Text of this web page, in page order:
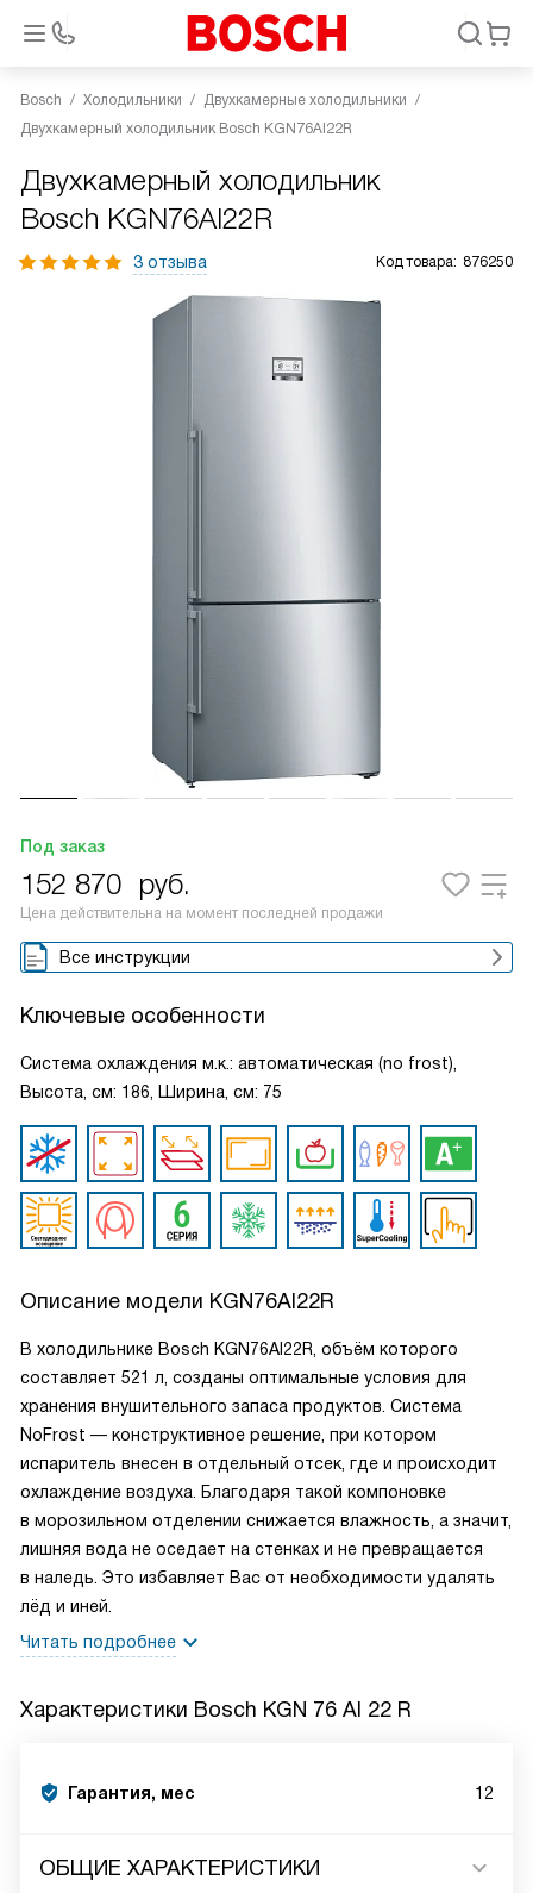
Bosch Холодильники
Двухкамерные холодильники
Двухкамерный холодильник Bosch KGN76AI22R
Двухкамерный холодильник
Bosch KGN76AI22R
3 отзыва Код товара: 876250
Под заказ
152 870 руб.
Цена действительна на момент последней продажи
Все инструкции
Ключевые особенности
Система охлаждения м.к.: автоматическая (no frost),
Высота, см: 186, Ширина, см: 75
Описание модели KGN76AI22R
В холодильнике Bosch KGN76AI22R, объём которого
составляет 521 л, созданы оптимальные условия для
хранения внушительного запаса продуктов. Система
NoFrost — конструктивное решение, при котором
испаритель внесен в отдельный отсек, где и происходит
охлаждение воздуха. Благодаря такой компоновке
в морозильном отделении снижается влажность, а значит,
лишняя вода не оседает на стенках и не превращается
в наледь. Это избавляет Вас от необходимости удалять
лёд и иней.
Читать подробнее
Характеристики Bosch KGN 76 AI 22 R
Гарантия, мес 12
ОБЩИЕ ХАРАКТЕРИСТИКИ